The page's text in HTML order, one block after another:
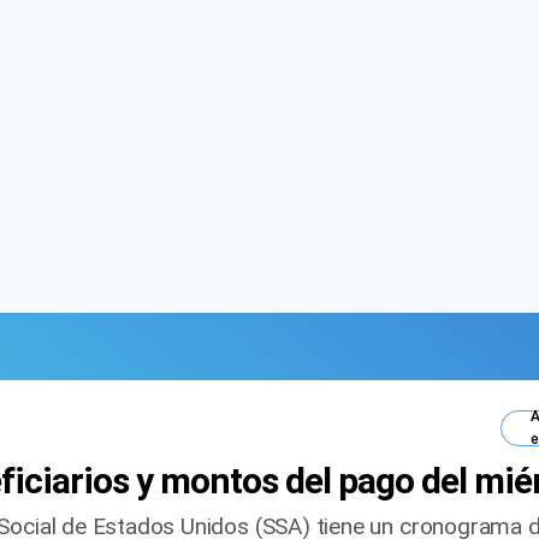
y montos del pago del
de Estados Unidos (SSA) tiene un cronograma